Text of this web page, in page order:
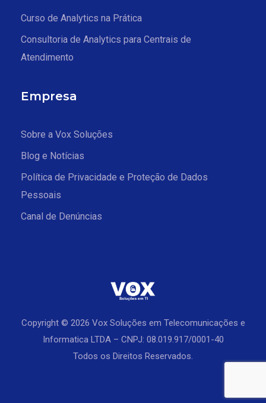
Curso de Analytics na Prática
Consultoria de Analytics para Centrais de
Atendimento
Empresa
Sobre a Vox Soluções
Blog e Notícias
Política de Privacidade e Proteção de Dados
Pessoais
Canal de Denúncias
Copyright © 2026 Vox Soluções em Telecomunicações e
Informatica LTDA – CNPJ: 08.019.917/0001-40
Todos os Direitos Reservados.